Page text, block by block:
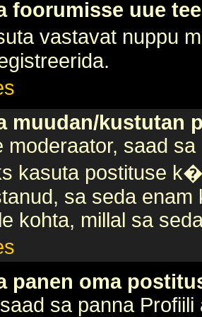
foorumisse uue
vastavat nuppu
muudan/kustutan
moderaator, saad
kasuta postituse
sa seda
kohta, millal sa
panen oma
sa panna Profiili